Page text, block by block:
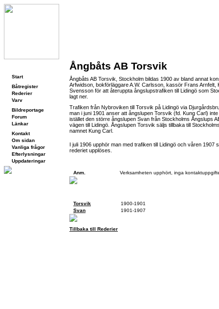
Start
Båtregister
Rederier
Varv
Bildreportage
Forum
Länkar
Kontakt
Om sidan
Vanliga frågor
Efterlysningar
Uppdateringar
Ångbåts AB Torsvik
Ångbåts AB Torsvik, Stockholm bildas 1900 av bland annat
Arfwidson, bokförläggare A.W. Carlsson, kassör Frans Arnfelt,
Svensson för att återuppta ångslupstrafiken till Lidingö som
lagt ner.
Trafiken från Nybroviken till Torsvik på Lidingö via
man i juni 1901 anser att ångslupen Torsvik (fd. Kung Carl)
istället den större ångslupen Svan från Stockholms Ångslups
vägen till Lidingö. Ångslupen Torsvik säljs tillbaka till
namnet Kung Carl.
I juli 1906 upphör man med trafiken till Lidingö och våren 1907
rederiet upplöses.
Anm.
Verksamheten upphört, inga
Torsvik
1900-1901
Svan
1901-1907
Tillbaka till Rederier